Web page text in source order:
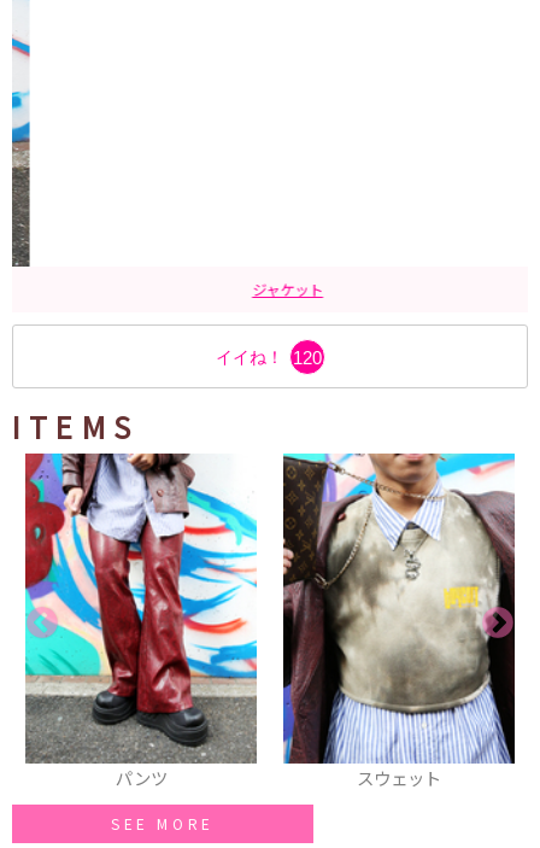
ジャケット
イイね！ 120
ITEMS
パンツ スウェット
SEE MORE